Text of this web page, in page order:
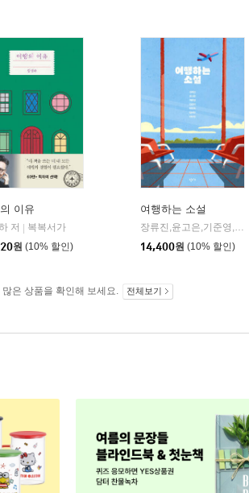
이유
저
복복서가
원 (10% 할인)
여행하는 소설
장류진,윤고은,기준영,김금희,이장욱,김애란,천선란 공저
14,400원 (10% 할인)
은 상품을 확인해 보세요. 전체보기